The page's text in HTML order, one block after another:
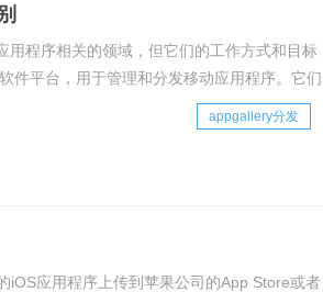
用程序相关的领域，但它们的工作方式和目标
件平台，用于管理和分发移动应用程序。它们
的，并且为应用程序开发人员、应用程序商店
appgallery分发
iOS应用程序上传到苹果公司的App Store或者